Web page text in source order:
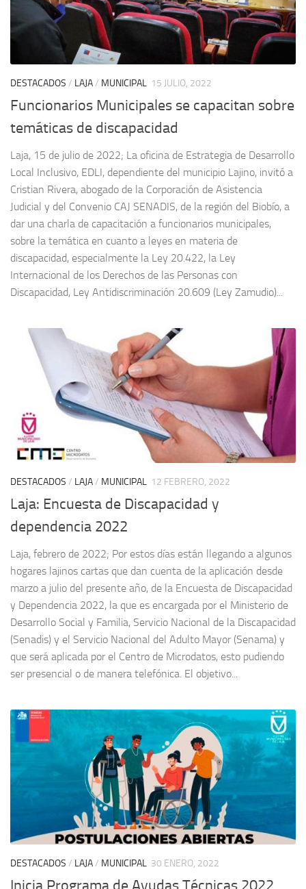
DESTACADOS / LAJA/ MUNICIPAL 15 JULIO, 2022
Funcionarios Municipales se capacitan sobre
temáticas de discapacidad
Laja, 15 de julio de 2022; La oficina de Estrategia de Desarrollo
Local Inclusivo, EDLI, dependiente del municipio Lajino, invitó a
Cristian Rivera, abogado de la Corporación de Asistencia
Judicial y del Convenio CAJ SENADIS, de la región del Biobío, a
dar una charla de capacitación a funcionarios municipales,
sobre la temática en cuanto a leyes en materia de
discapacidad, especialmente la Ley 20.422, la Ley
Internacional de los Derechos de las Personas con
Discapacidad, Ley Antidiscriminación 20.609 (Ley Zamudio)...
DESTACADOS / LAJA/ MUNICIPAL 12 FEBRERO, 2022
Laja: Encuesta de Discapacidad y
dependencia 2022
Laja, febrero de 2022; Por estos días están llegando a algunos
hogares lajinos cartas que dan cuenta de la aplicación desde
marzo a julio del presente año, de la Encuesta de Discapacidad
y Dependencia 2022, la que es encargada por el Ministerio de
Desarrollo Social y Familia, Servicio Nacional de la Discapacidad
(Senadis) y el Servicio Nacional del Adulto Mayor (Senama) y
que será aplicada por el Centro de Microdatos, esto pudiendo
ser presencial o de manera telefónica. El objetivo...
DESTACADOS / LAJA/ MUNICIPAL 30 ENERO, 2022